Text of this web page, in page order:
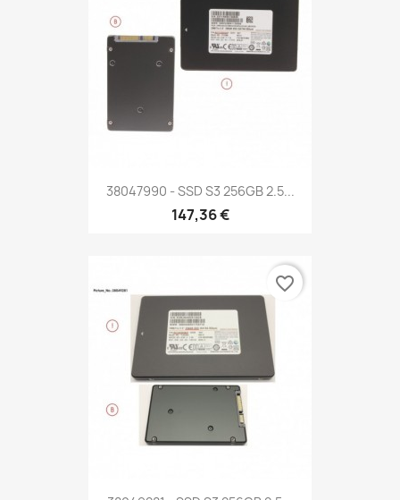
38047990 - SSD S3 256GB 2.5...
147,36 €
favorite_border